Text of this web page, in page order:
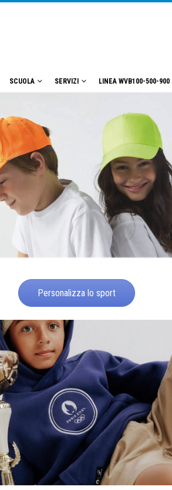
SCUOLA SERVIZI LINEA WVB100-500-900
Personalizza lo sport